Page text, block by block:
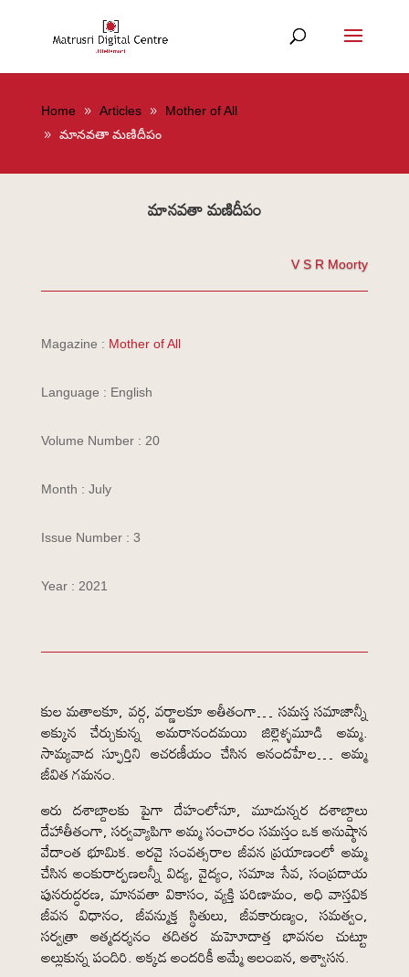
Home Articles
Mother of All
మానవతా మణిదీపం
మానవతా మణిదీపం
V S R Moorty
Magazine : Mother of All
Language : English
Volume Number : 20
Month : July
Issue Number : 3
Year : 2021
కుల మతాలకూ, వర్గ, వర్ణాలకూ అతీతంగా… సమస్త సమాజాన్నీ
అక్కున చేర్చుకున్న అమరానందమయి జిల్లెళ్ళమూడి అమ్మ.
సామ్యవాద స్ఫూర్తిని ఆచరణీయం చేసిన ఆనందహేల… అమ్మ
జీవిత గమనం.
ఆరు దశాబ్దాలకు పైగా దేహంలోనూ, మూడున్నర దశాబ్దాలు
దేహాతీతంగా, సర్వవ్యాపిగా అమ్మ సంచారం సమస్తం ఒక అనుష్ఠాన
వేదాంత భూమిక. అరవై సంవత్సరాల జీవన ప్రయాణంలో అమ్మ
చేసిన అంకురార్పణలన్నీ విద్య, వైద్యం, సమాజ సేవ, సంప్రదాయ
పునరుద్ధరణ, మానవతా వికాసం, వ్యక్తి పరిణామం, అధి వాస్తవిక
జీవన విధానం, జీవన్ముక్త స్థితులు, జీవకారుణ్యం, సమత్వం,
సర్వత్రా ఆత్మదర్శనం తదితర మహెూదాత్త భావనల చుట్టూ
అల్లుకున్న పందిరి. అక్కడ అందరికీ అమ్మే ఆలంబన, ఆశ్వాసన.